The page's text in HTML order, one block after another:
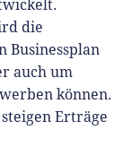
die
Businessplan
auch um
können.
Erträge